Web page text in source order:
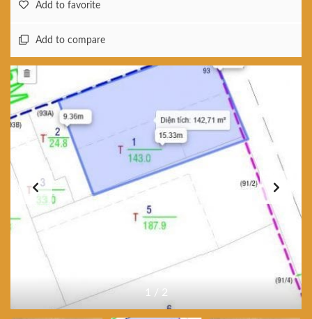
Add to favorite
Add to compare
1 / 2